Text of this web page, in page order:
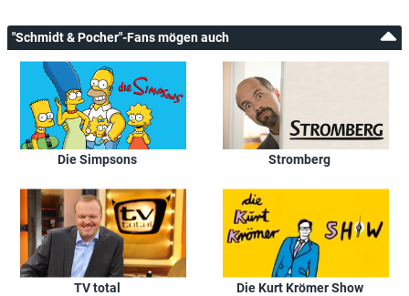
"Schmidt & Pocher"-Fans mögen auch
Die Simpsons Stromberg
TV total Die Kurt Krömer Show